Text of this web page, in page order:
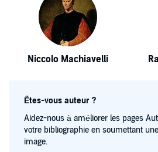
Niccolo Machiavelli
Êtes-vous auteur ?
Aidez-nous à améliorer les pages
votre bibliographie en soumettant
image.